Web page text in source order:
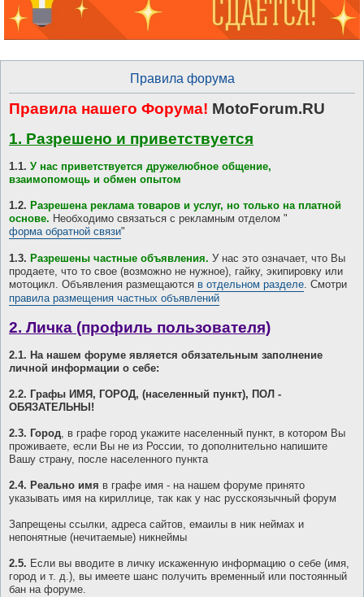
Правила форума
Правила нашего Форума! MotoForum.RU
1. Разрешено и приветствуется
1.1. У нас приветствуется дружелюбное общение,
взаимопомощь и обмен опытом
1.2. Разрешена реклама товаров и услуг, но только на платной
основе. Необходимо связаться с рекламным отделом "
форма обратной связи"
1.3. Разрешены частные объявления. У нас это означает, что Вы
продаете, что то свое (возможно не нужное), гайку, экипировку или
мотоцикл. Объявления размещаются в отдельном разделе. Смотри
правила размещения частных объявлений
2. Личка (профиль пользователя)
2.1. На нашем форуме является обязательным заполнение
личной информации о себе:
2.2. Графы ИМЯ, ГОРОД, (населенный пункт), ПОЛ -
ОБЯЗАТЕЛЬНЫ!
2.3. Город, в графе город укажите населенный пункт, в котором Вы
проживаете, если Вы не из России, то дополнительно напишите
Вашу страну, после населенного пункта
2.4. Реально имя в графе имя - на нашем форуме принято
указывать имя на кириллице, так как у нас русскоязычный форум
Запрещены ссылки, адреса сайтов, емаилы в ник неймах и
непонятные (нечитаемые) никнеймы
2.5. Если вы вводите в личку искаженную информацию о себе (имя,
город и т. д.), вы имеете шанс получить временный или постоянный
бан на форуме.